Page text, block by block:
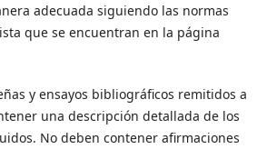
adecuada siguiendo las normas
que se encuentran en la página
y ensayos bibliográficos remitidos a
una descripción detallada de los
No deben contener afirmaciones